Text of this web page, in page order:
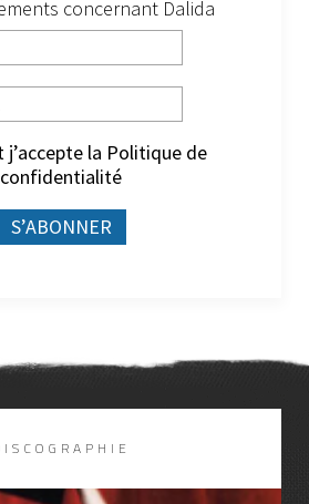
concernant Dalida
la Politique de
confidentialité